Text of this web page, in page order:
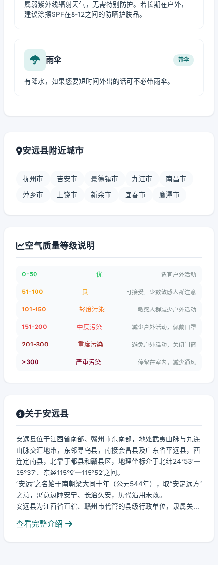
属弱紫外线辐射天气，无需特别防护。若长期在户外，
建议涂擦SPF在8-12之间的防晒护肤品。
雨伞 带伞
有降水，如果您要短时间外出的话可不必带雨伞。
安远县附近城市
抚州市 吉安市 景德镇市 九江市 南昌市
萍乡市 上饶市 新余市 宜春市 鹰潭市
空气质量等级说明
0-50 优 适宜户外活动
51-100 良 可接受，少数敏感人群注意
101-150 轻度污染 敏感人群减少户外活动
151-200 中度污染 减少户外活动，佩戴口罩
201-300 重度污染 避免户外活动，关闭门窗
>300 严重污染 停留在室内，减少通风
关于安远县
安远县位于江西省南部、赣州市东南部，地处武夷山脉与九连
山脉交汇地带，东邻寻乌县，南接会昌县及广东省平远县，西
连定南县，北靠于都县和赣县区，地理坐标介于北纬24°53′—
25°37′、东经115°9′—115°52′之间。
“安远”之名始于南朝梁大同十年（公元544年），取“安定远方”
之意，寓意边陲安宁、长治久安，历代沿用未改。
安远县为江西省直辖、赣州市代管的县级行政单位，隶属关...
查看完整介绍